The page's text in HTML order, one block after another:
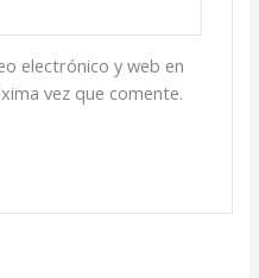
electrónico y web en
vez que comente.